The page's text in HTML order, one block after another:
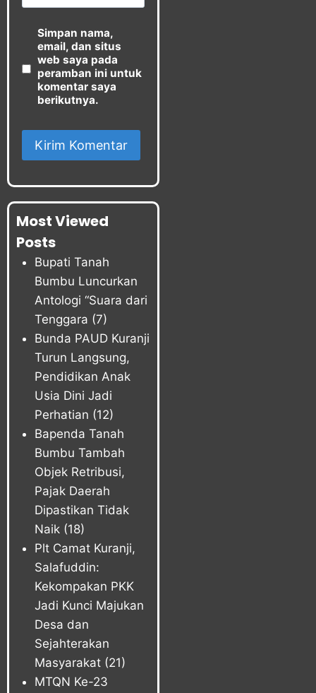
Simpan nama,
email, dan situs
web saya pada
peramban ini untuk
komentar saya
berikutnya.
Most Viewed
Posts
Bupati Tanah
Bumbu Luncurkan
Antologi “Suara dari
Tenggara (7)
Bunda PAUD Kuranji
Turun Langsung,
Pendidikan Anak
Usia Dini Jadi
Perhatian (12)
Bapenda Tanah
Bumbu Tambah
Objek Retribusi,
Pajak Daerah
Dipastikan Tidak
Naik (18)
Plt Camat Kuranji,
Salafuddin:
Kekompakan PKK
Jadi Kunci Majukan
Desa dan
Sejahterakan
Masyarakat (21)
MTQN Ke-23